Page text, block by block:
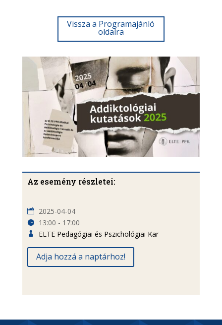
Vissza a Programajánló
oldalra
Az esemény részletei:
2025-04-04
13:00 - 17:00
ELTE Pedagógiai és Pszichológiai Kar
Adja hozzá a naptárhoz!